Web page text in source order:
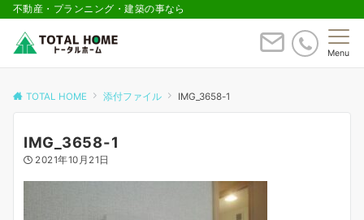
不動産・プランニング・建築の事なら
Menu
TOTAL HOME 添付ファイル IMG_3658-1
IMG_3658-1
2021年10月21日